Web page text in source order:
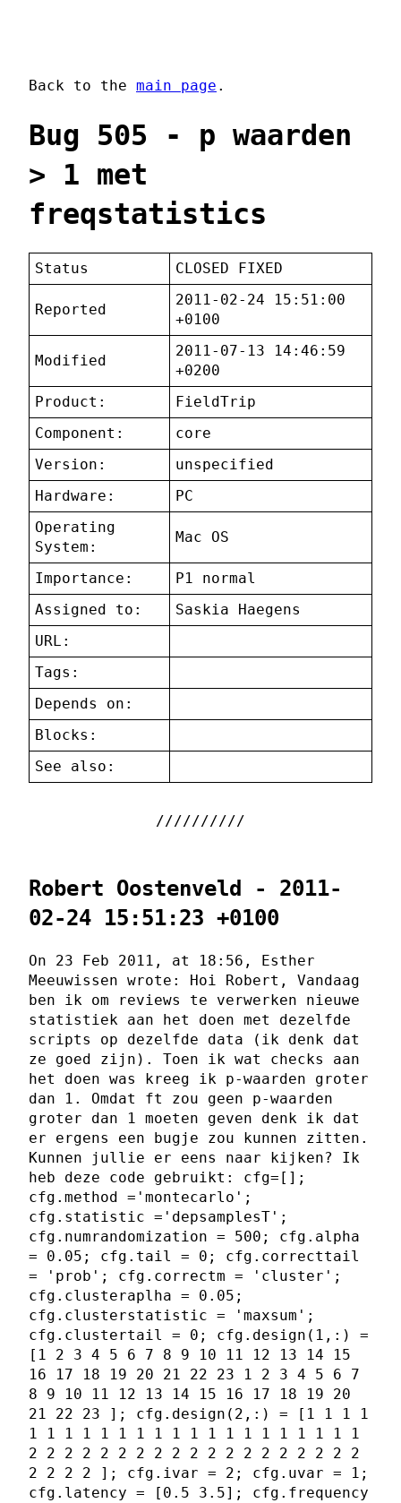
Back to the main page .
Bug 505 - p waarden
> 1 met
freqstatistics
Status CLOSED FIXED
Reported
2011-02-24 15:51:00
+0100
Modified
2011-07-13 14:46:59
+0200
Product:
FieldTrip
Component:
core
Version:
unspecified
Hardware:
PC
Operating
System:
Mac OS
Importance:
P1 normal
Assigned to:
Saskia Haegens
URL:
Tags:
Depends on:
Blocks:
See also:
Robert Oostenveld - 2011-
02-24 15:51:23 +0100
On 23 Feb 2011, at 18:56, Esther
Meeuwissen wrote: Hoi Robert, Vandaag
ben ik om reviews te verwerken nieuwe
statistiek aan het doen met dezelfde
scripts op dezelfde data (ik denk dat
ze goed zijn). Toen ik wat checks aan
het doen was kreeg ik p-waarden groter
dan 1. Omdat ft zou geen p-waarden
groter dan 1 moeten geven denk ik dat
er ergens een bugje zou kunnen zitten.
Kunnen jullie er eens naar kijken? Ik
heb deze code gebruikt: cfg=[];
cfg.method ='montecarlo';
cfg.statistic ='depsamplesT';
cfg.numrandomization = 500; cfg.alpha
= 0.05; cfg.tail = 0; cfg.correcttail
= 'prob'; cfg.correctm = 'cluster';
cfg.clusteraplha = 0.05;
cfg.clusterstatistic = 'maxsum';
cfg.clustertail = 0; cfg.design(1,:) =
[1 2 3 4 5 6 7 8 9 10 11 12 13 14 15
16 17 18 19 20 21 22 23 1 2 3 4 5 6 7
8 9 10 11 12 13 14 15 16 17 18 19 20
21 22 23 ]; cfg.design(2,:) = [1 1 1 1
1 1 1 1 1 1 1 1 1 1 1 1 1 1 1 1 1 1 1
2 2 2 2 2 2 2 2 2 2 2 2 2 2 2 2 2 2 2
2 2 2 2 ]; cfg.ivar = 2; cfg.uvar = 1;
cfg.latency = [0.5 3.5]; cfg.frequency